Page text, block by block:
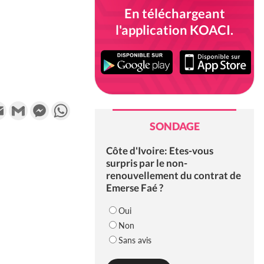
Email Gmail Messenger
En téléchargeant
l'application KOACI.
SONDAGE
Côte d'Ivoire: Etes-vous
surpris par le non-
renouvellement du contrat de
Emerse Faé ?
Oui
Non
Sans avis